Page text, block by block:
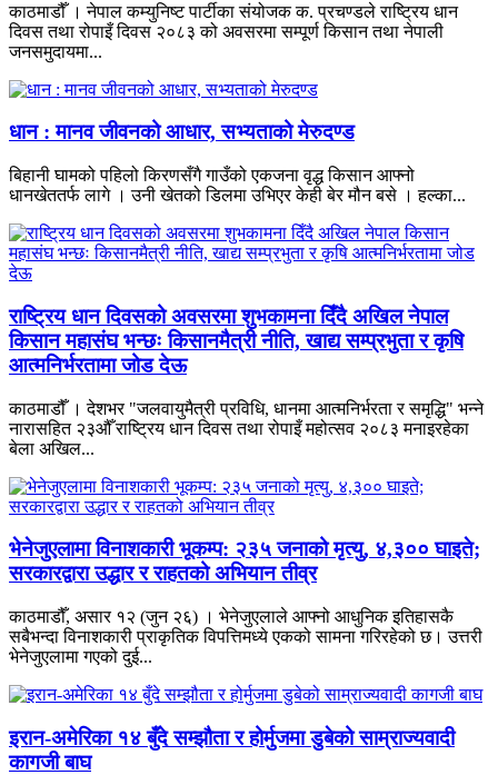
काठमाडौँ । नेपाल कम्युनिष्ट पार्टीका संयोजक क. प्रचण्डले राष्ट्रिय धान
दिवस तथा रोपाइँ दिवस २०८३ को अवसरमा सम्पूर्ण किसान तथा नेपाली
जनसमुदायमा...
धान : मानव जीवनको आधार, सभ्यताको मेरुदण्ड
बिहानी घामको पहिलो किरणसँगै गाउँको एकजना वृद्ध किसान आफ्नो
धानखेततर्फ लागे । उनी खेतको डिलमा उभिएर केही बेर मौन बसे । हल्का...
राष्ट्रिय धान दिवसको अवसरमा शुभकामना दिँदै अखिल नेपाल
किसान महासंघ भन्छः किसानमैत्री नीति, खाद्य सम्प्रभुता र कृषि
आत्मनिर्भरतामा जोड देऊ
काठमाडौँ । देशभर "जलवायुमैत्री प्रविधि, धानमा आत्मनिर्भरता र समृद्धि" भन्ने
नारासहित २३औँ राष्ट्रिय धान दिवस तथा रोपाइँ महोत्सव २०८३ मनाइरहेका
बेला अखिल...
भेनेजुएलामा विनाशकारी भूकम्प: २३५ जनाको मृत्यु, ४,३०० घाइते;
सरकारद्वारा उद्धार र राहतको अभियान तीव्र
काठमाडौँ, असार १२ (जुन २६) । भेनेजुएलाले आफ्नो आधुनिक इतिहासकै
सबैभन्दा विनाशकारी प्राकृतिक विपत्तिमध्ये एकको सामना गरिरहेको छ। उत्तरी
भेनेजुएलामा गएको दुई...
इरान-अमेरिका १४ बुँदे सम्झौता र होर्मुजमा डुबेको साम्राज्यवादी
कागजी बाघ